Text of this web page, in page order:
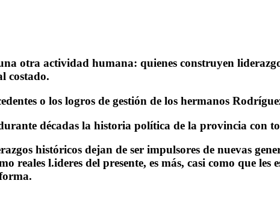
otra actividad humana: quienes construyen
costado.
o los logros de gestión de los hermanos
décadas la historia política de la provincia con
históricos dejan de ser impulsores de nuevas
reales l.ideres del presente, es más, casi como que